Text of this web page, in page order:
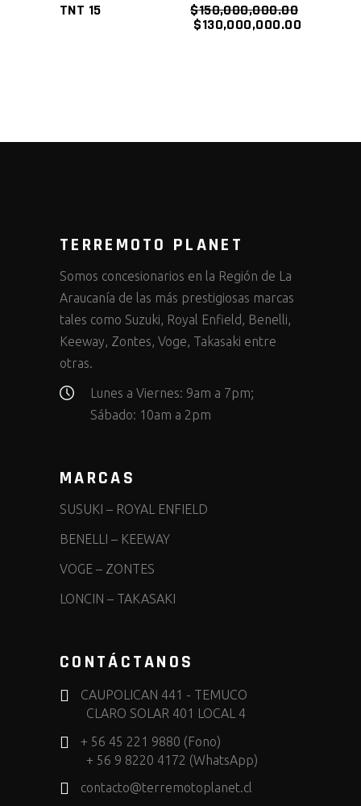
de
5
TNT 15 $150,000,000.00
$130,000,000.00
TERREMOTO PLANET
Somos concesionarios en la Región de La
Araucanía de las más prestigiosas marcas
tales como Suzuki, Royal Enfield, Benelli,
Keeway, Zontes, Voge, Takasaki entre
otras.
Lunes a Viernes: 9am a 7pm;
Sábado: 10am a 2pm
MARCAS
SUSUKI – ROYAL ENFIELD
BENELLI – KEEWAY
VOGE – ZONTES
LONCIN – TAKASAKI
CONTÁCTANOS
CAUPOLICAN 441 - TEMUCO
CLARO SOLAR 401 LOCAL 4
+ 56 45 221 9880 (Fono)
+ 56 9 8220 4172 (WhatsApp)
contacto@terremotoplanet.cl